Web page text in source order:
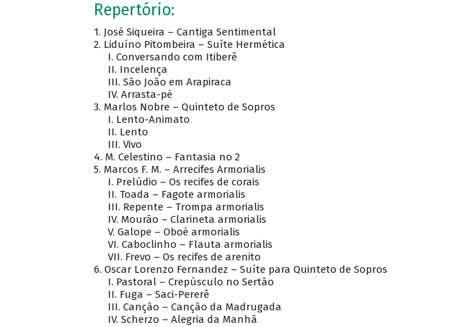
Repertório:
1. José Siqueira – Cantiga Sentimental
2. Liduíno Pitombeira – Suíte Hermética
I. Conversando com Itiberê
II. Incelença
III. São João em Arapiraca
IV. Arrasta-pé
3. Marlos Nobre – Quinteto de Sopros
I. Lento-Animato
II. Lento
III. Vivo
4. M. Celestino – Fantasia no 2
5. Marcos F. M. – Arrecifes Armorialis
I. Prelúdio – Os recifes de corais
II. Toada – Fagote armorialis
III. Repente – Trompa armorialis
IV. Mourão – Clarineta armorialis
V. Galope – Oboé armorialis
VI. Caboclinho – Flauta armorialis
VII. Frevo – Os recifes de arenito
6. Oscar Lorenzo Fernandez – Suíte para Quinteto de Sopros
I. Pastoral – Crepúsculo no Sertão
II. Fuga – Saci-Pererê
III. Canção – Canção da Madrugada
IV. Scherzo – Alegria da Manhã